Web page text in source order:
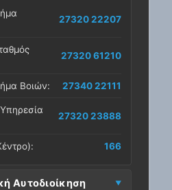
27320 22207
27320 61210
Βοιών: 27340 22111
27320 23888
166
Αυτοδιοίκηση